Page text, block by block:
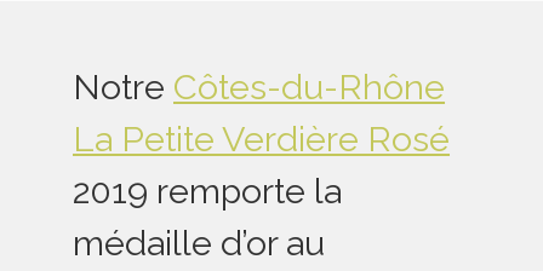
sur
notre
page
facebook
sur
notre
page
Instagram
Notre Côtes-du-Rhône
La Petite Verdière Rosé
2019 remporte la
médaille d’or au